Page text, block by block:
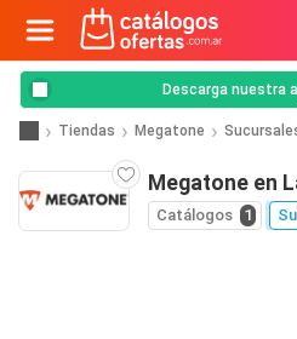
Descarga nuestra
Tiendas Megatone
Megatone en
Catálogos 1